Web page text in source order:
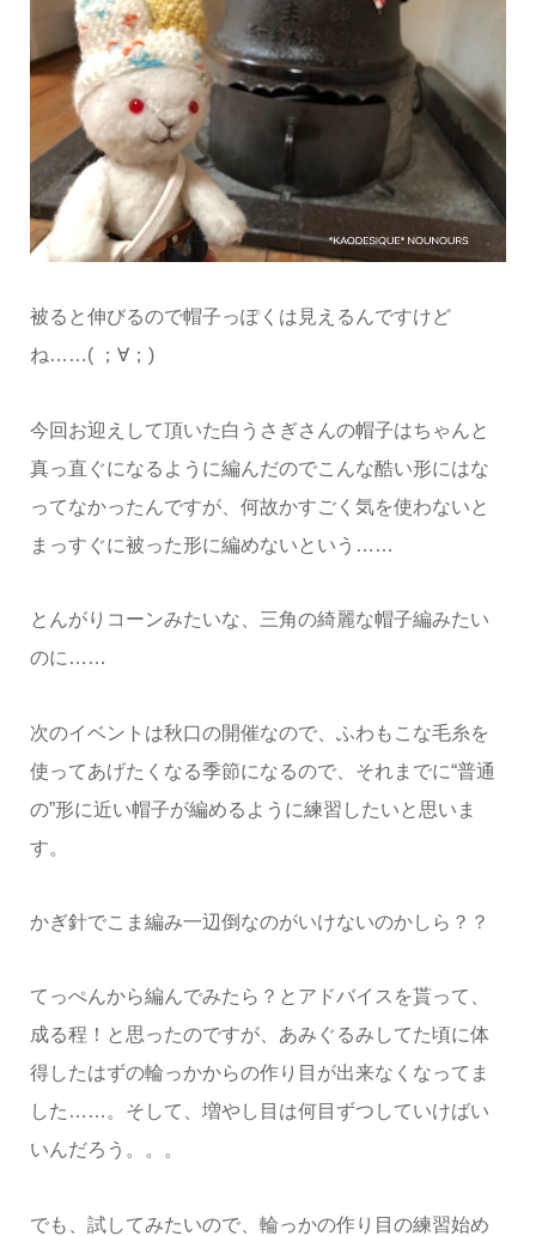
被ると伸びるので帽子っぽくは見えるんですけど
ね……( ；∀；)
今回お迎えして頂いた白うさぎさんの帽子はちゃんと
真っ直ぐになるように編んだのでこんな酷い形にはな
ってなかったんですが、何故かすごく気を使わないと
まっすぐに被った形に編めないという……
とんがりコーンみたいな、三角の綺麗な帽子編みたい
のに……
次のイベントは秋口の開催なので、ふわもこな毛糸を
使ってあげたくなる季節になるので、それまでに“普通
の”形に近い帽子が編めるように練習したいと思いま
す。
かぎ針でこま編み一辺倒なのがいけないのかしら？？
てっぺんから編んでみたら？とアドバイスを貰って、
成る程！と思ったのですが、あみぐるみしてた頃に体
得したはずの輪っかからの作り目が出来なくなってま
した……。そして、増やし目は何目ずつしていけばい
いんだろう。。。
でも、試してみたいので、輪っかの作り目の練習始め